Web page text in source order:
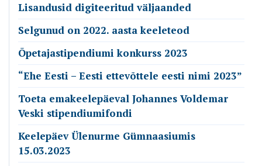
Lisandusid digiteeritud väljaanded
Selgunud on 2022. aasta keeleteod
Õpetajastipendiumi konkurss 2023
“Ehe Eesti – Eesti ettevõttele eesti nimi 2023”
Toeta emakeelepäeval Johannes Voldemar
Veski stipendiumifondi
Keelepäev Ülenurme Gümnaasiumis
15.03.2023